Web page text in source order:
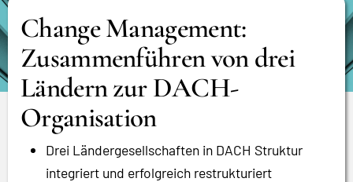
Change Management:
Zusammenführen von drei
Ländern zur DACH-
Organisation
Drei Ländergesellschaften in DACH Struktur
integriert und erfolgreich restrukturiert